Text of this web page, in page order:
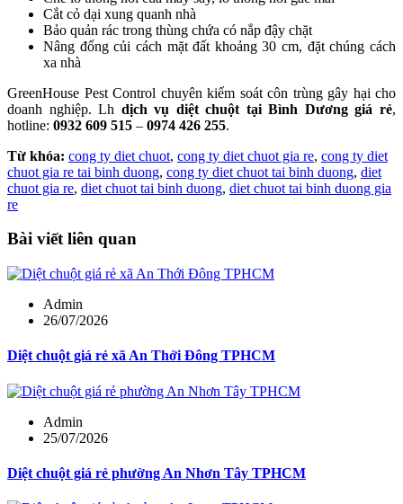
Cắt cỏ dại xung quanh nhà
Bảo quản rác trong thùng chứa có nắp đậy chặt
Nâng đống củi cách mặt đất khoảng 30 cm, đặt chúng cách
xa nhà
GreenHouse Pest Control chuyên kiểm soát côn trùng gây hại cho
doanh nghiệp. Lh dịch vụ diệt chuột tại Bình Dương giá rẻ,
hotline: 0932 609 515 – 0974 426 255.
Từ khóa: cong ty diet chuot, cong ty diet chuot gia re, cong ty diet
chuot gia re tai binh duong, cong ty diet chuot tai binh duong, diet
chuot gia re, diet chuot tai binh duong, diet chuot tai binh duong gia
re
Bài viết liên quan
Admin
26/07/2026
Diệt chuột giá rẻ xã An Thới Đông TPHCM
Admin
25/07/2026
Diệt chuột giá rẻ phường An Nhơn Tây TPHCM